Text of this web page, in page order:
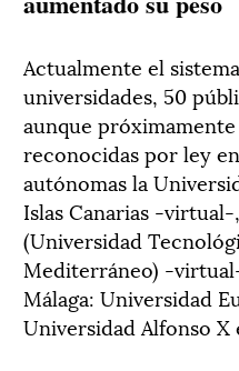
Actualmente el
universidades, 50
aunque
reconocidas por ley
autónomas la
Islas Canarias -
(Universidad
Mediterráneo) -
Málaga: Universidad
Universidad Alfonso